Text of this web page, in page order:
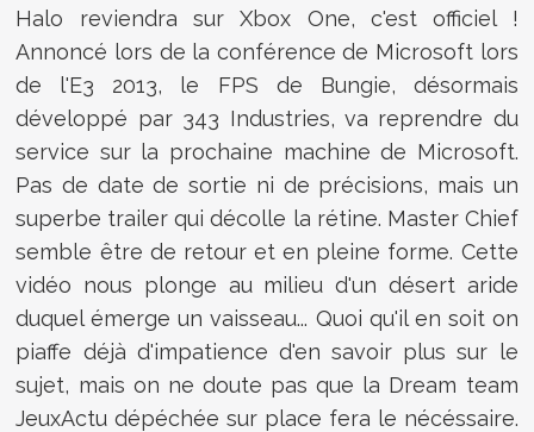
Halo reviendra sur Xbox One, c'est officiel !
Annoncé lors de la conférence de Microsoft lors
de l'E3 2013, le FPS de Bungie, désormais
développé par 343 Industries, va reprendre du
service sur la prochaine machine de Microsoft.
Pas de date de sortie ni de précisions, mais un
superbe trailer qui décolle la rétine. Master Chief
semble être de retour et en pleine forme. Cette
vidéo nous plonge au milieu d'un désert aride
duquel émerge un vaisseau... Quoi qu'il en soit on
piaffe déjà d'impatience d'en savoir plus sur le
sujet, mais on ne doute pas que la Dream team
JeuxActu dépéchée sur place fera le nécéssaire.